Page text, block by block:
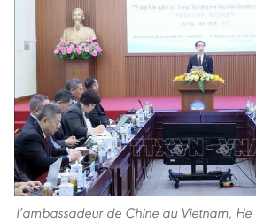
l’ambassadeur de Chine au Vietnam,